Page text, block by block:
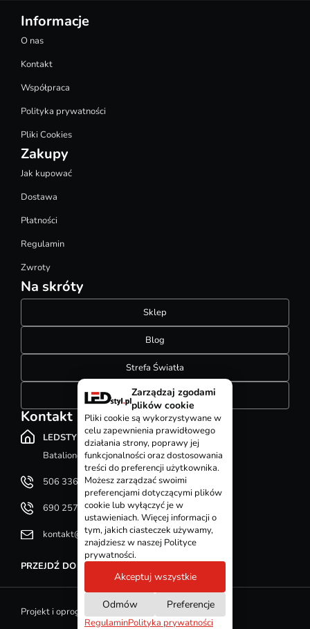
Informacje
O nas
Kontakt
Współpraca
Polityka prywatności
Pliki Cookies
Zakupy
Jak kupować
Dostawa
Płatności
Regulamin
Zwroty
Na skróty
Sklep
Blog
Strefa Światła
Konfigurator szynoprzewodów
Kontakt
LEDSTYL.pl
Batalionów Chłopskich 12, 94-058 Łódź
506 336 320
690 257 092
kontakt@ledstyl.pl
PRZEJDŹ DO DZIAŁU KONTAKT
Projekt i oprogramowanie sklepu - GOshop
Zarządzaj zgodami
plików cookie
Pliki cookie są wykorzystywane w
celu zapewnienia prawidłowego
działania strony, poprawy jej
funkcjonalności oraz dostosowania
treści do preferencji użytkownika.
Możesz zarządzać swoimi
preferencjami dotyczącymi plików
cookie lub wyłączyć je w
ustawieniach. Więcej informacji o
tym, jakich ciasteczek używamy,
znajdziesz w naszej Polityce
prywatności.
Odmów Preferencje
Akceptuj wszystkie
RegulaminPolityka prywatności